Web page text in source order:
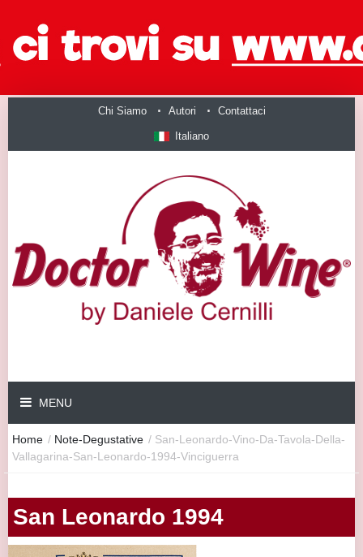
Chi Siamo Autori Contattaci
Italiano
MENU
Home / Note-Degustative / San-Leonardo-Vino-Da-Tavola-Della-
Vallagarina-San-Leonardo-1994-Vinciguerra
San Leonardo 1994